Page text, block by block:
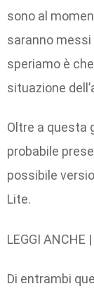
sono al
saranno messi
speriamo è
situazione
Oltre a questa
probabile
possibile
Lite.
LEGGI ANCHE |
Di entrambi